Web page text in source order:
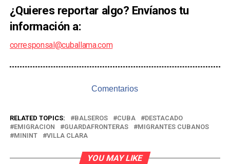
¿Quieres reportar algo? Envíanos tu
información a:
corresponsal@cuballama.com
Comentarios
RELATED TOPICS: BALSEROS CUBA
DESTACADO
EMIGRACION
GUARDAFRONTERAS
MIGRANTES CUBANOS
MININT
VILLA CLARA
YOU MAY LIKE